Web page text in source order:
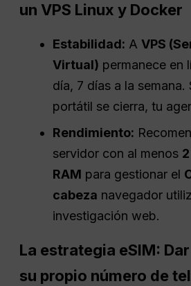
un VPS Linux y Docker
Estabilidad: AVPS
Virtual) permanece en
día, 7 días a la semana.
portátil se cierra, tu
Rendimiento:
servidor con al menos
RAM para gestionar el
cabeza navegador
investigación web.
La estrategia eSIM:
su propio número de